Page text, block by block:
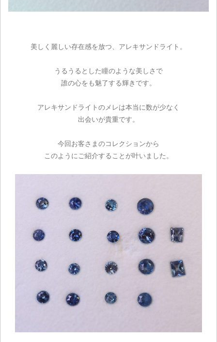
美しく麗しい存在感を放つ、アレキサンドライト。
うるうるとした瞳のような美しさで
誰の心をも魅了する輝きです。
アレキサンドライトのメレは本当に数が少なく
出会いが貴重です。
今回お客さまのコレクションから
このようにご紹介することが叶いました。